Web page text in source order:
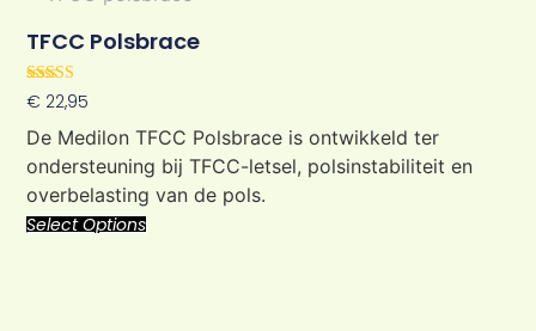
TFCC Polsbrace
Rated
5.00
out of 5
€ 22,95
De Medilon TFCC Polsbrace is ontwikkeld ter
ondersteuning bij TFCC-letsel, polsinstabiliteit en
overbelasting van de pols.
Select Options